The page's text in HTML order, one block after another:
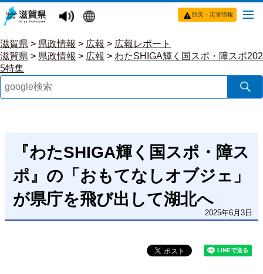
防災・災害情報
滋賀県 > 県政情報 > 広報 > 広報レポート
滋賀県 > 県政情報 > 広報 > わたSHIGA輝く国スポ・障スポ202
5特集
『わたSHIGA輝く国スポ・障ス
ポ』の「おもてなしオブジェ」
が県庁を飛び出して湖北へ
2025年6月3日